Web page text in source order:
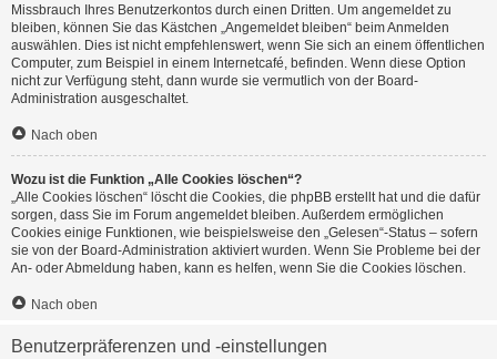
Missbrauch Ihres Benutzerkontos durch einen Dritten. Um angemeldet zu
bleiben, können Sie das Kästchen „Angemeldet bleiben“ beim Anmelden
auswählen. Dies ist nicht empfehlenswert, wenn Sie sich an einem öffentlichen
Computer, zum Beispiel in einem Internetcafé, befinden. Wenn diese Option
nicht zur Verfügung steht, dann wurde sie vermutlich von der Board-
Administration ausgeschaltet.
Nach oben
Wozu ist die Funktion „Alle Cookies löschen“?
„Alle Cookies löschen“ löscht die Cookies, die phpBB erstellt hat und die dafür
sorgen, dass Sie im Forum angemeldet bleiben. Außerdem ermöglichen
Cookies einige Funktionen, wie beispielsweise den „Gelesen“-Status – sofern
sie von der Board-Administration aktiviert wurden. Wenn Sie Probleme bei der
An- oder Abmeldung haben, kann es helfen, wenn Sie die Cookies löschen.
Nach oben
Benutzerpräferenzen und -einstellungen